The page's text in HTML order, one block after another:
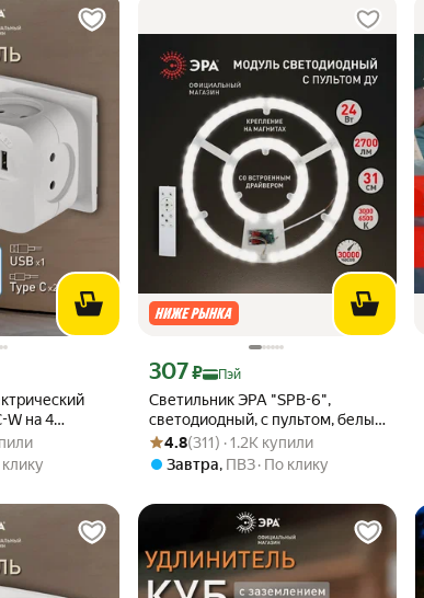
W на 4
со
Пэй 353 ₽ вместо
5
Светильник ЭРА "SPB-6",
светодиодный, с пультом, белый
свет, IP20
Цена с картой Яндекс Пэй 307 ₽ вместо
307₽ Пэй
Рейтинг товара: 4.8 из 5
Оценок: (311) · 1.2K купили
4.8(311) · 1.2K купили
Завтра, ПВЗ По клику